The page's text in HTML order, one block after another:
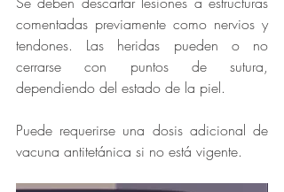
comentadas previamente como nervios y
tendones. Las heridas pueden o no
cerrarse con puntos de sutura,
dependiendo del estado de la piel.
Puede requerirse una dosis adicional de
vacuna antitetánica si no está vigente.